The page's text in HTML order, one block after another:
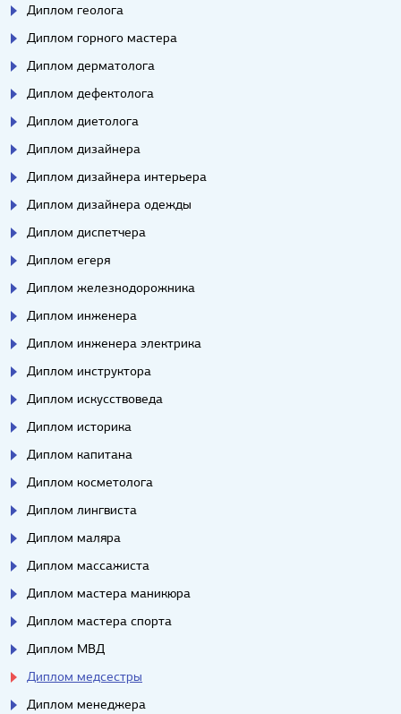
Диплом геолога
Диплом горного мастера
Диплом дерматолога
Диплом дефектолога
Диплом диетолога
Диплом дизайнера
Диплом дизайнера интерьера
Диплом дизайнера одежды
Диплом диспетчера
Диплом егеря
Диплом железнодорожника
Диплом инженера
Диплом инженера электрика
Диплом инструктора
Диплом искусствоведа
Диплом историка
Диплом капитана
Диплом косметолога
Диплом лингвиста
Диплом маляра
Диплом массажиста
Диплом мастера маникюра
Диплом мастера спорта
Диплом МВД
Диплом медсестры
Диплом менеджера